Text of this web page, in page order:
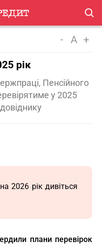
- A +
рік
Пенсійного
у 2025
2026 рік дивіться
плани перевірок